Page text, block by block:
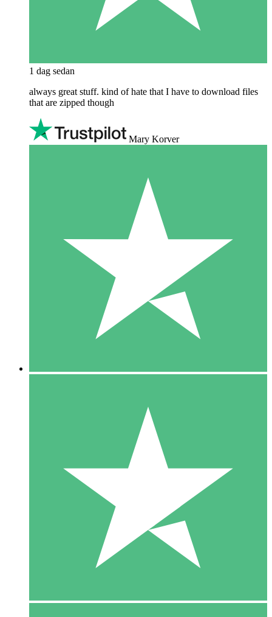
1 dag sedan
always great stuff. kind of hate that I have to download files
that are zipped though
Mary Korver